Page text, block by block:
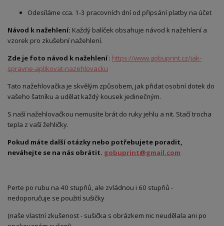
Odesíláme cca. 1-3 pracovních dní od připsání platby na účet
Návod k nažehlení: Každý balíček obsahuje návod k nažehlení a
vzorek pro zkušební nažehlení.
Zde je foto návod k nažehlení: https://www.gobuprint.cz/jak-
spravne-aplikovat-nazehlovacku
Tato nažehlovačka je skvělým způsobem, jak přidat osobní dotek do
vašeho šatníku a udělat každý kousek jedinečným.
S naší nažehlovačkou nemusíte brát do ruky jehlu a nit. Stačí trocha
tepla z vaší žehličky.
Pokud máte další otázky nebo potřebujete poradit,
neváhejte se na nás obrátit. gobuprint@gmail.com
Perte po rubu na 40 stupňů, ale zvládnou i 60 stupňů -
nedoporučuje se použití sušičky
(naše vlastní zkušenost - sušička s obrázkem nic neudělala ani po